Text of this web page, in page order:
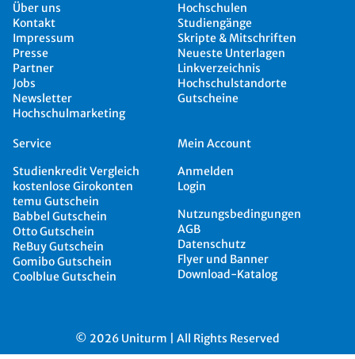
Über uns
Kontakt
Impressum
Presse
Partner
Jobs
Newsletter
Hochschulmarketing
Hochschulen
Studiengänge
Skripte & Mitschriften
Neueste Unterlagen
Linkverzeichnis
Hochschulstandorte
Gutscheine
Service
Studienkredit Vergleich
kostenlose Girokonten
temu Gutschein
Babbel Gutschein
Otto Gutschein
ReBuy Gutschein
Gomibo Gutschein
Coolblue Gutschein
Mein Account
Anmelden
Login
Nutzungsbedingungen
AGB
Datenschutz
Flyer und Banner
Download-Katalog
© 2026 Uniturm | All Rights Reserved